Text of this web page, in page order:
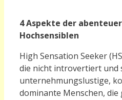
4 Aspekte der
Hochsensiblen
High Sensation Seeker
die nicht introvertiert und
unternehmungslustige,
dominante Menschen,